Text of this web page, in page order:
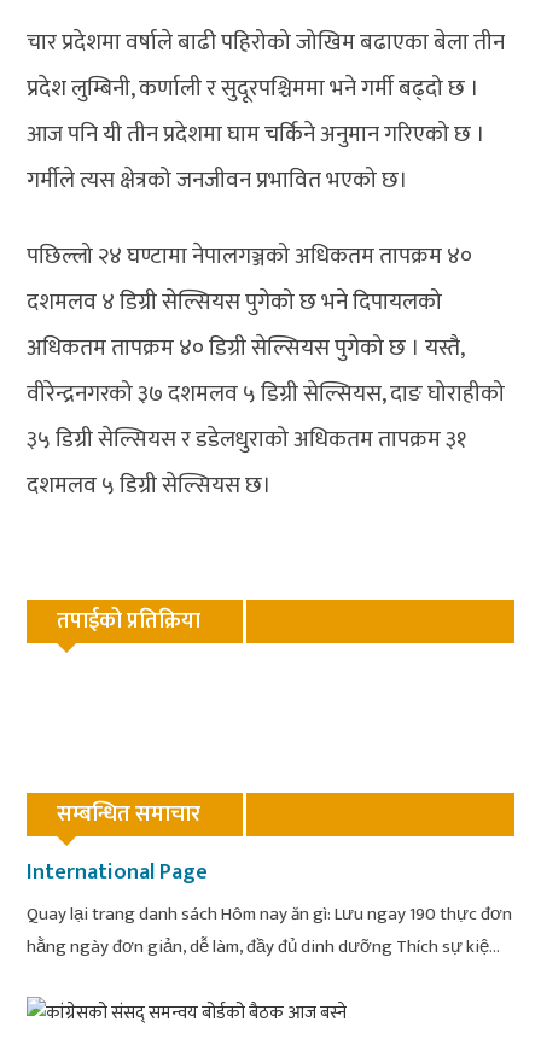
चार प्रदेशमा वर्षाले बाढी पहिरोको जोखिम बढाएका बेला तीन
प्रदेश लुम्बिनी, कर्णाली र सुदूरपश्चिममा भने गर्मी बढ्दो छ ।
आज पनि यी तीन प्रदेशमा घाम चर्किने अनुमान गरिएको छ ।
गर्मीले त्यस क्षेत्रको जनजीवन प्रभावित भएको छ।
पछिल्लो २४ घण्टामा नेपालगञ्जको अधिकतम तापक्रम ४०
दशमलव ४ डिग्री सेल्सियस पुगेको छ भने दिपायलको
अधिकतम तापक्रम ४० डिग्री सेल्सियस पुगेको छ । यस्तै,
वीरेन्द्रनगरको ३७ दशमलव ५ डिग्री सेल्सियस, दाङ घोराहीको
३५ डिग्री सेल्सियस र डडेलधुराको अधिकतम तापक्रम ३१
दशमलव ५ डिग्री सेल्सियस छ।
तपाईको प्रतिक्रिया
सम्बन्धित समाचार
International Page
Quay lại trang danh sách Hôm nay ăn gì: Lưu ngay 190 thực đơn
hằng ngày đơn giản, dễ làm, đầy đủ dinh dưỡng Thích sự kiệ...